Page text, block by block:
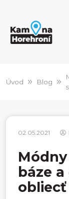
Úvod Blog
02.05.2021
báze a
obliecť